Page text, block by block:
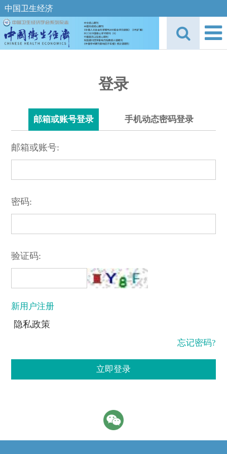
中国卫生经济
登录
邮箱或账号登录 手机动态密码登录
邮箱或账号:
密码:
验证码:
新用户注册
隐私政策
忘记密码?
立即登录